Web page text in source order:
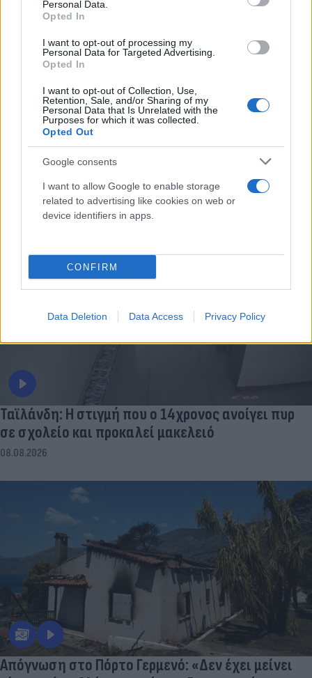
Personal Data.
Opted In
I want to opt-out of processing my
Personal Data for Targeted Advertising.
Opted In
I want to opt-out of Collection, Use,
Retention, Sale, and/or Sharing of my
Personal Data that Is Unrelated with the
Purposes for which it was collected.
Opted Out
Google consents
I want to allow Google to enable storage
related to advertising like cookies on web or
device identifiers in apps.
CONFIRM
Data Deletion Data Access Privacy Policy
08.08.2026
Ταϊλάνδη: Η στιγμή που ο 14χρονος ανοίγει πυρ
σε σχολείο και προκαλεί μακελειό
08.08.2026
Απόγνωση στο Πόρτο Γερμενό: «Δεν έχει μείνει